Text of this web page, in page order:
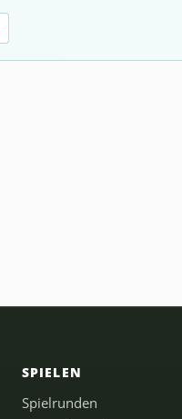
SPIELEN
Spielrunden